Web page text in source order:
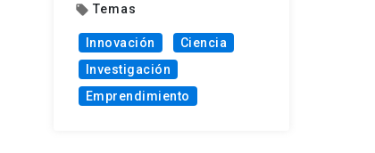
local_offer Temas
Innovación
Ciencia
Investigación
Emprendimiento